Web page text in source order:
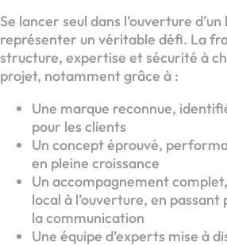
Se lancer seul dans l’ouverture
représenter un véritable défi. La
structure, expertise et sécurité à
projet, notamment grâce à :
Une marque reconnue,
pour les clients
Un concept éprouvé,
en pleine croissance
Un accompagnement
local à l’ouverture, en
la communication
Une équipe d’experts mise à